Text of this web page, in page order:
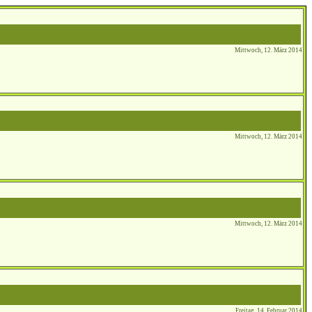
Mittwoch, 12. März 2014
Mittwoch, 12. März 2014
Mittwoch, 12. März 2014
Freitag, 14. Februar 2014